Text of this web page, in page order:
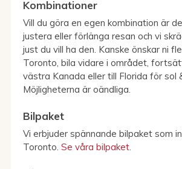
Kombinationer
Vill du göra en egen kombination är
justera eller förlänga resan och vi
just du vill ha den. Kanske önskar ni
Toronto, bila vidare i området,
västra Kanada eller till Florida för sol
Möjligheterna är oändliga.
Bilpaket
Vi erbjuder spännande bilpaket som
Toronto. Se våra bilpaket.